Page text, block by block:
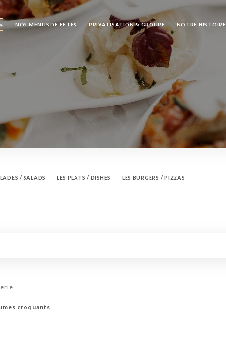
NOS MENUS DE FÊTES PRIVATISATION & GROUPE NOTRE HISTOIRE
/ SALADS LES PLATS / DISHES LES BURGERS / PIZZAS
BIÈRES - BEERS
croquants